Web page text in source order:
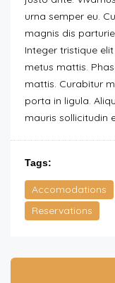
urna semper eu.
magnis dis
Integer tristique
metus mattis.
mattis. Curabitur
porta in ligula.
mauris sollicitudin
Tags:
Accomodations
Reservations